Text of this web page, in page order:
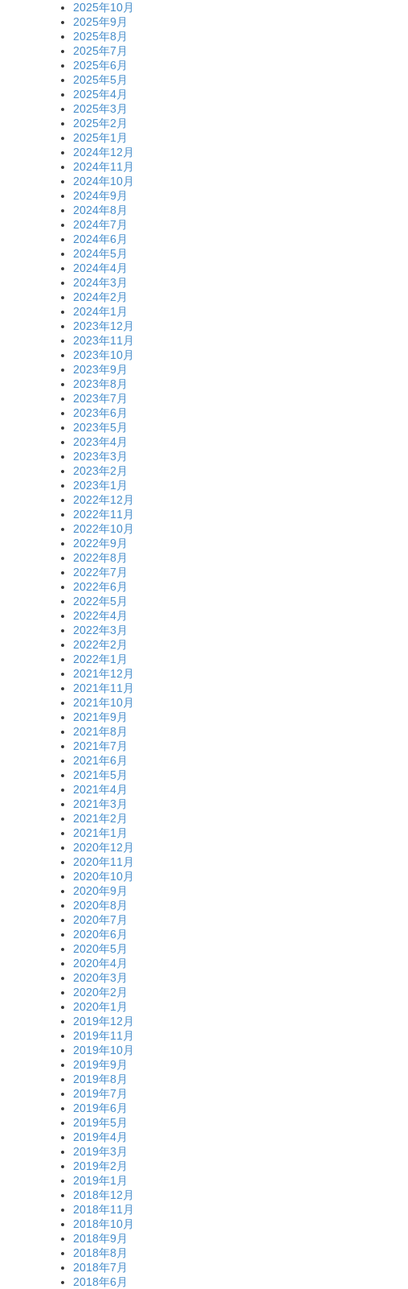
2025年10月
2025年9月
2025年8月
2025年7月
2025年6月
2025年5月
2025年4月
2025年3月
2025年2月
2025年1月
2024年12月
2024年11月
2024年10月
2024年9月
2024年8月
2024年7月
2024年6月
2024年5月
2024年4月
2024年3月
2024年2月
2024年1月
2023年12月
2023年11月
2023年10月
2023年9月
2023年8月
2023年7月
2023年6月
2023年5月
2023年4月
2023年3月
2023年2月
2023年1月
2022年12月
2022年11月
2022年10月
2022年9月
2022年8月
2022年7月
2022年6月
2022年5月
2022年4月
2022年3月
2022年2月
2022年1月
2021年12月
2021年11月
2021年10月
2021年9月
2021年8月
2021年7月
2021年6月
2021年5月
2021年4月
2021年3月
2021年2月
2021年1月
2020年12月
2020年11月
2020年10月
2020年9月
2020年8月
2020年7月
2020年6月
2020年5月
2020年4月
2020年3月
2020年2月
2020年1月
2019年12月
2019年11月
2019年10月
2019年9月
2019年8月
2019年7月
2019年6月
2019年5月
2019年4月
2019年3月
2019年2月
2019年1月
2018年12月
2018年11月
2018年10月
2018年9月
2018年8月
2018年7月
2018年6月